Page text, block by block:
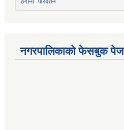
नगरपालिकाको फेसबुक पेज